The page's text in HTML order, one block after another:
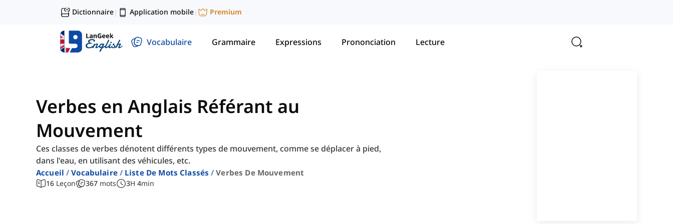
Dictionnaire| Application mobile| Premium
Vocabulaire Grammaire Expressions Prononciation Lecture
Verbes en Anglais Référant au
Mouvement
Ces classes de verbes dénotent différents types de mouvement, comme se déplacer à pied,
dans l'eau, en utilisant des véhicules, etc.
Accueil Vocabulaire Liste De Mots Classés Verbes De Mouvement
16 Leçon 367 mots 3H 4min